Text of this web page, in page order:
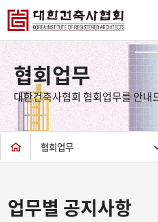
상
단
텐
츠
하
협회업무
대한건축사협회 협회업무를 안내
협회업무
업무별 공지사항